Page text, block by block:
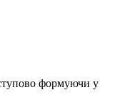
формуючи у